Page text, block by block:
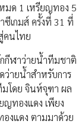
มด 1 เหรียญทอง 5
ซีเกมส์ ครั้งที่ 31 ที่
คนไทย
กีฬาว่ายน้ำทีมชาติ
ายน้ำสำหรับการ
มโดย จินห์จุฑา ผล
ญทองแดง เพียง
งแดง ตามมาด้วย